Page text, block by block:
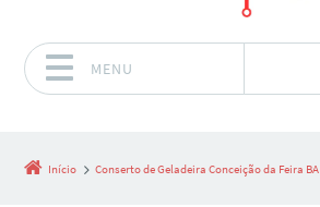
MENU
Início Conserto de Geladeira Conceição da Feira BA